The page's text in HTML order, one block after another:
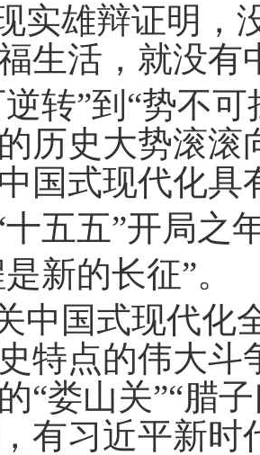
实雄辩证明，
生活，就没
逆转”到“势不
历史大势滚滚
国式现代化具
五五”开局之
新的长征”。
中国式现代化
特点的伟大斗
“娄山关”“腊
有习近平新时